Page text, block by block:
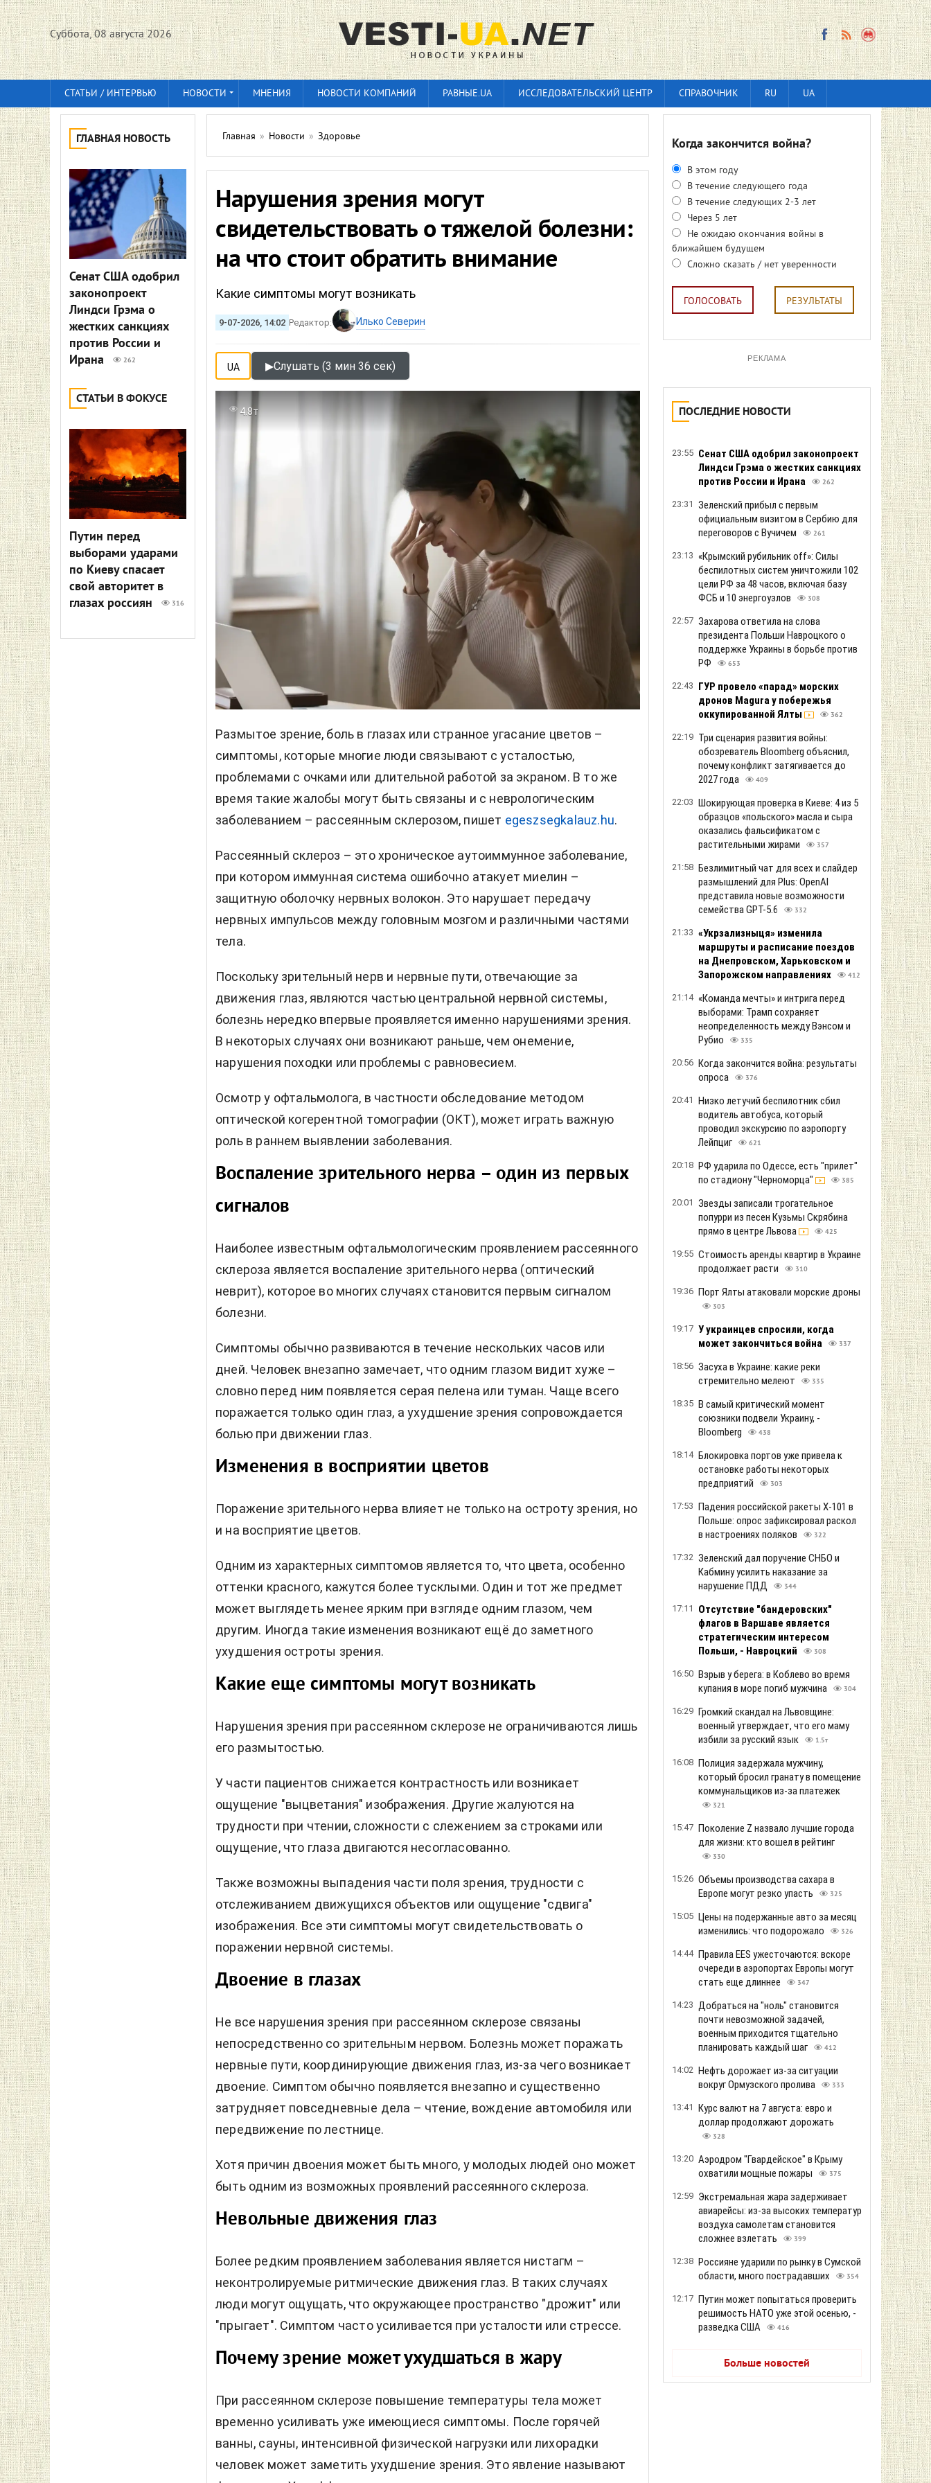
Суббота, 08 августа 2026
СТАТЬИ / ИНТЕРВЬЮ НОВОСТИ МНЕНИЯ НОВОСТИ КОМПАНИЙ РАВНЫЕ.UA ИССЛЕДОВАТЕЛЬСКИЙ ЦЕНТР СПРАВОЧНИК RU UA
ГЛАВНАЯ НОВОСТЬ
Сенат США одобрил
законопроект
Линдси Грэма о
жестких санкциях
против России и
Ирана
262
СТАТЬИ В ФОКУСЕ
Путин перед
выборами ударами
по Киеву спасает
свой авторитет в
глазах россиян
316
Главная » Новости » Здоровье
Нарушения зрения могут
свидетельствовать о тяжелой болезни:
на что стоит обратить внимание
Какие симптомы могут возникать
9-07-2026, 14:02 Редактор: Илько Северин
UA ▶Слушать (3 мин 36 сек)
4.8т
Размытое зрение, боль в глазах или странное угасание цветов –
симптомы, которые многие люди связывают с усталостью,
проблемами с очками или длительной работой за экраном. В то же
время такие жалобы могут быть связаны и с неврологическим
заболеванием – рассеянным склерозом, пишет egeszsegkalauz.hu.
Рассеянный склероз – это хроническое аутоиммунное заболевание,
при котором иммунная система ошибочно атакует миелин –
защитную оболочку нервных волокон. Это нарушает передачу
нервных импульсов между головным мозгом и различными частями
тела.
Поскольку зрительный нерв и нервные пути, отвечающие за
движения глаз, являются частью центральной нервной системы,
болезнь нередко впервые проявляется именно нарушениями зрения.
В некоторых случаях они возникают раньше, чем онемение,
нарушения походки или проблемы с равновесием.
Осмотр у офтальмолога, в частности обследование методом
оптической когерентной томографии (ОКТ), может играть важную
роль в раннем выявлении заболевания.
Воспаление зрительного нерва – один из первых
сигналов
Наиболее известным офтальмологическим проявлением рассеянного
склероза является воспаление зрительного нерва (оптический
неврит), которое во многих случаях становится первым сигналом
болезни.
Симптомы обычно развиваются в течение нескольких часов или
дней. Человек внезапно замечает, что одним глазом видит хуже –
словно перед ним появляется серая пелена или туман. Чаще всего
поражается только один глаз, а ухудшение зрения сопровождается
болью при движении глаз.
Изменения в восприятии цветов
Поражение зрительного нерва влияет не только на остроту зрения, но
и на восприятие цветов.
Одним из характерных симптомов является то, что цвета, особенно
оттенки красного, кажутся более тусклыми. Один и тот же предмет
может выглядеть менее ярким при взгляде одним глазом, чем
другим. Иногда такие изменения возникают ещё до заметного
ухудшения остроты зрения.
Какие еще симптомы могут возникать
Нарушения зрения при рассеянном склерозе не ограничиваются лишь
его размытостью.
У части пациентов снижается контрастность или возникает
ощущение "выцветания" изображения. Другие жалуются на
трудности при чтении, сложности с слежением за строками или
ощущение, что глаза двигаются несогласованно.
Также возможны выпадения части поля зрения, трудности с
отслеживанием движущихся объектов или ощущение "сдвига"
изображения. Все эти симптомы могут свидетельствовать о
поражении нервной системы.
Двоение в глазах
Не все нарушения зрения при рассеянном склерозе связаны
непосредственно со зрительным нервом. Болезнь может поражать
нервные пути, координирующие движения глаз, из-за чего возникает
двоение. Симптом обычно появляется внезапно и существенно
затрудняет повседневные дела – чтение, вождение автомобиля или
передвижение по лестнице.
Хотя причин двоения может быть много, у молодых людей оно может
быть одним из возможных проявлений рассеянного склероза.
Невольные движения глаз
Более редким проявлением заболевания является нистагм –
неконтролируемые ритмические движения глаз. В таких случаях
люди могут ощущать, что окружающее пространство "дрожит" или
"прыгает". Симптом часто усиливается при усталости или стрессе.
Почему зрение может ухудшаться в жару
При рассеянном склерозе повышение температуры тела может
временно усиливать уже имеющиеся симптомы. После горячей
ванны, сауны, интенсивной физической нагрузки или лихорадки
человек может заметить ухудшение зрения. Это явление называют
Когда закончится война?
В этом году
В течение следующего года
В течение следующих 2-3 лет
Через 5 лет
Не ожидаю окончания войны в
ближайшем будущем
Сложно сказать / нет уверенности
ГОЛОСОВАТЬ РЕЗУЛЬТАТЫ
РЕКЛАМА
ПОСЛЕДНИЕ НОВОСТИ
23:55 Сенат США одобрил законопроект
Линдси Грэма о жестких санкциях
против России и Ирана
262
23:31 Зеленский прибыл с первым
официальным визитом в Сербию для
переговоров с Вучичем
261
23:13 «Крымский рубильник off»: Силы
беспилотных систем уничтожили 102
цели РФ за 48 часов, включая базу
ФСБ и 10 энергоузлов
308
22:57 Захарова ответила на слова
президента Польши Навроцкого о
поддержке Украины в борьбе против
РФ
653
22:43 ГУР провело «парад» морских
дронов Magura у побережья
оккупированной Ялты
362
22:19 Три сценария развития войны:
обозреватель Bloomberg объяснил,
почему конфликт затягивается до
2027 года
409
22:03 Шокирующая проверка в Киеве: 4 из 5
образцов «польского» масла и сыра
оказались фальсификатом с
растительными жирами
357
21:58 Безлимитный чат для всех и слайдер
размышлений для Plus: OpenAI
представила новые возможности
семейства GPT-5.6
332
21:33 «Укрзализныця» изменила
маршруты и расписание поездов
на Днепровском, Харьковском и
Запорожском направлениях
412
21:14 «Команда мечты» и интрига перед
выборами: Трамп сохраняет
неопределенность между Вэнсом и
Рубио
335
20:56 Когда закончится война: результаты
опроса
376
20:41 Низко летучий беспилотник сбил
водитель автобуса, который
проводил экскурсию по аэропорту
Лейпциг
621
20:18 РФ ударила по Одессе, есть "прилет"
по стадиону "Черноморца"
385
20:01 Звезды записали трогательное
попурри из песен Кузьмы Скрябина
прямо в центре Львова
425
19:55 Стоимость аренды квартир в Украине
продолжает расти
310
19:36 Порт Ялты атаковали морские дроны
303
19:17 У украинцев спросили, когда
может закончиться война
337
18:56 Засуха в Украине: какие реки
стремительно мелеют
335
18:35 В самый критический момент
союзники подвели Украину, -
Bloomberg
438
18:14 Блокировка портов уже привела к
остановке работы некоторых
предприятий
303
17:53 Падения российской ракеты Х-101 в
Польше: опрос зафиксировал раскол
в настроениях поляков
322
17:32 Зеленский дал поручение СНБО и
Кабмину усилить наказание за
нарушение ПДД
344
17:11
Отсутствие "бандеровских"
флагов в Варшаве является
стратегическим интересом
Польши, - Навроцкий
308
16:50 Взрыв у берега: в Коблево во время
купания в море погиб мужчина
304
16:29 Громкий скандал на Львовщине:
военный утверждает, что его маму
избили за русский язык
1.5т
16:08 Полиция задержала мужчину,
который бросил гранату в помещение
коммунальщиков из-за платежек
321
15:47 Поколение Z назвало лучшие города
для жизни: кто вошел в рейтинг
330
15:26 Объемы производства сахара в
Европе могут резко упасть
325
15:05 Цены на подержанные авто за месяц
изменились: что подорожало
326
14:44 Правила EES ужесточаются: вскоре
очереди в аэропортах Европы могут
стать еще длиннее
347
14:23 Добраться на "ноль" становится
почти невозможной задачей,
военным приходится тщательно
планировать каждый шаг
412
14:02 Нефть дорожает из-за ситуации
вокруг Ормузского пролива
333
13:41 Курс валют на 7 августа: евро и
доллар продолжают дорожать
328
13:20 Аэродром "Гвардейское" в Крыму
охватили мощные пожары
375
12:59 Экстремальная жара задерживает
авиарейсы: из-за высоких температур
воздуха самолетам становится
сложнее взлетать
399
12:38 Россияне ударили по рынку в Сумской
области, много пострадавших
354
12:17 Путин может попытаться проверить
решимость НАТО уже этой осенью, -
разведка США
416
Больше новостей